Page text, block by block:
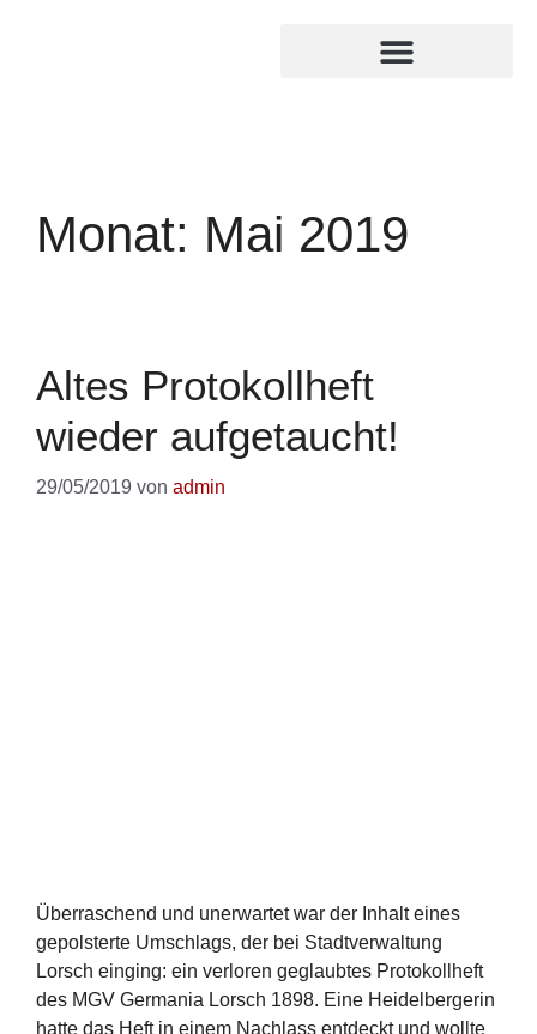
Monat: Mai 2019
Altes Protokollheft
wieder aufgetaucht!
29/05/2019 von admin
Überraschend und unerwartet war der Inhalt eines
gepolsterte Umschlags, der bei Stadtverwaltung
Lorsch einging: ein verloren geglaubtes Protokollheft
des MGV Germania Lorsch 1898. Eine Heidelbergerin
hatte das Heft in einem Nachlass entdeckt und wollte